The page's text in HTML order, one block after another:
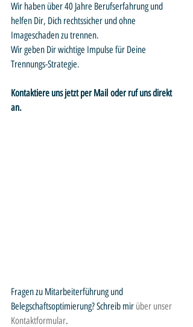
Wir haben über 40 Jahre Berufserfahrung und
helfen Dir, Dich rechtssicher und ohne
Imageschaden zu trennen.
Wir geben Dir wichtige Impulse für Deine
Trennungs-Strategie.
Kontaktiere uns jetzt per Mail oder ruf uns direkt
an.
Fragen zu Mitarbeiterführung und
Belegschaftsoptimierung? Schreib mir über unser
Kontaktformular.